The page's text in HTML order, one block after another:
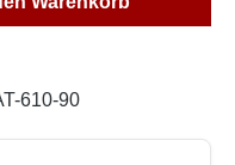
610-90